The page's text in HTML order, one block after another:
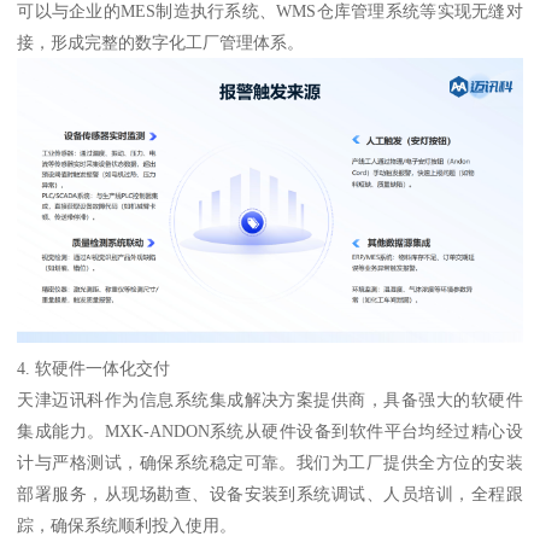
可以与企业的MES制造执行系统、WMS仓库管理系统等实现无缝对
接，形成完整的数字化工厂管理体系。
4. 软硬件一体化交付
天津迈讯科作为信息系统集成解决方案提供商，具备强大的软硬件
集成能力。MXK-ANDON系统从硬件设备到软件平台均经过精心设
计与严格测试，确保系统稳定可靠。我们为工厂提供全方位的安装
部署服务，从现场勘查、设备安装到系统调试、人员培训，全程跟
踪，确保系统顺利投入使用。